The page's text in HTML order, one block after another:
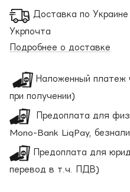
Доставка по
Укрпочта
Подробнее о доставке
Наложенный платеж
при получении)
Предоплата для
Mono-Bank LiqPay,
Предоплата для
перевод в т.ч. ПДВ)